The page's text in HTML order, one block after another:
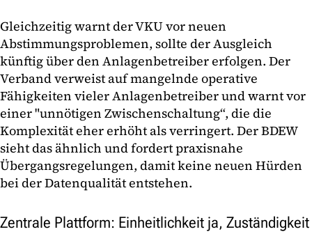
Gleichzeitig warnt der VKU vor neuen
Abstimmungsproblemen, sollte der Ausgleich
künftig über den Anlagenbetreiber erfolgen. Der
Verband verweist auf mangelnde operative
Fähigkeiten vieler Anlagenbetreiber und warnt vor
einer "unnötigen Zwischenschaltung“, die die
Komplexität eher erhöht als verringert. Der BDEW
sieht das ähnlich und fordert praxisnahe
Übergangsregelungen, damit keine neuen Hürden
bei der Datenqualität entstehen.
Zentrale Plattform: Einheitlichkeit ja, Zuständigkeit